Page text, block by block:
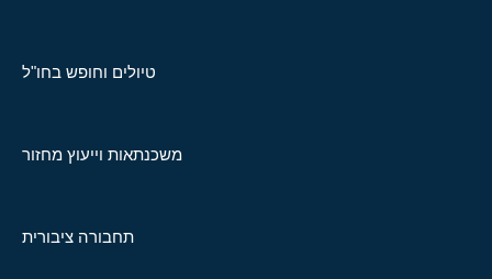
טיולים וחופש בחו"ל
משכנתאות וייעוץ מחזור
תחבורה ציבורית